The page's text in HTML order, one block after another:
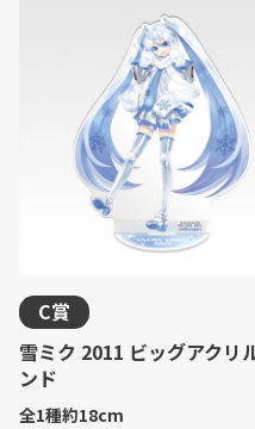
C賞
雪ミク 2011 ビッグアクリ
ンド
全1種約18cm